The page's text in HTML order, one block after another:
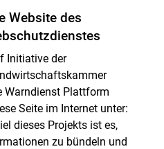
Website des
Initiative der
Warndienst Plattform
Seite im Internet unter:
dieses Projekts ist es,
zu bündeln und